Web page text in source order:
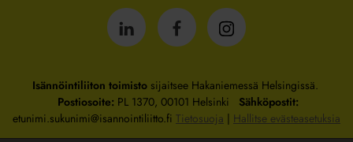
IsännöintiliittoIsännöintiliittoIsännöintiliitto
Isännöintiliiton toimistosijaitsee Hakaniemessä Helsingissä.
Postiosoite: PL 1370, 00101 Helsinki Sähköpostit:
etunimi.sukunimi@isannointiliitto.fi Tietosuoja | Hallitse evästeasetuksia